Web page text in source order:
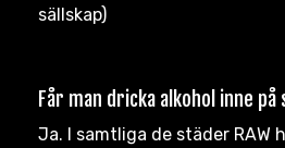
sällskap)
Får man dricka alkohol inne på
Ja. I samtliga de städer RAW